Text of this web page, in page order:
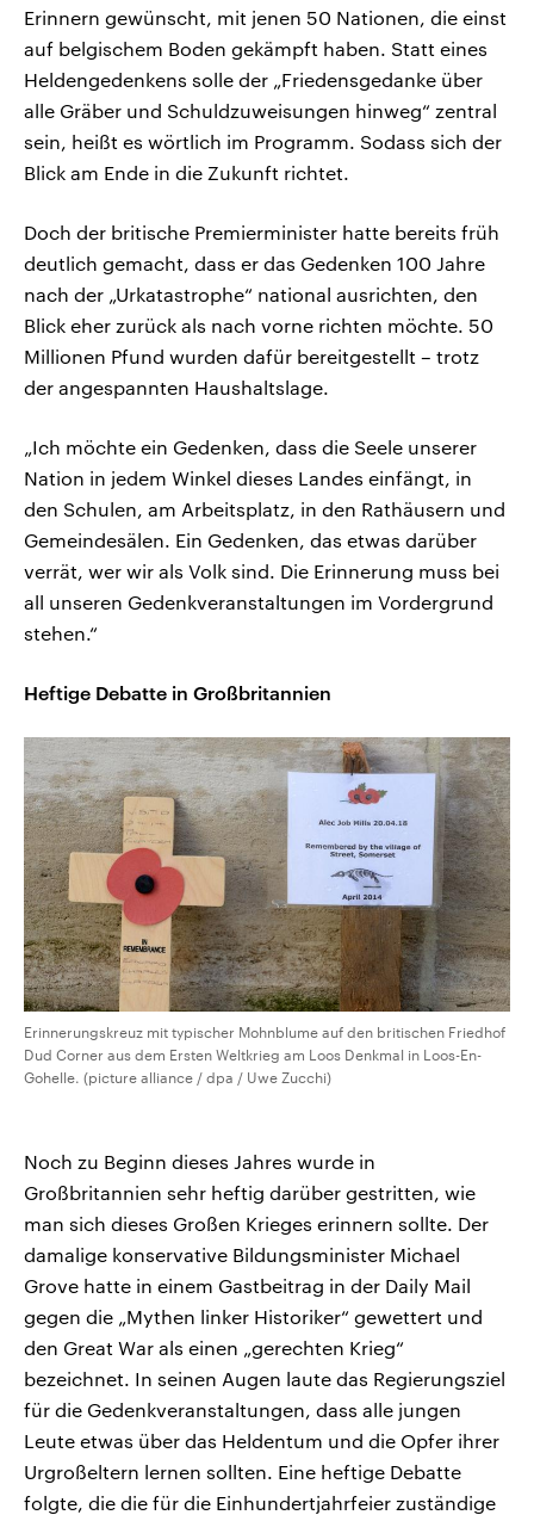
Erinnern gewünscht, mit jenen 50 Nationen, die einst
auf belgischem Boden gekämpft haben. Statt eines
Heldengedenkens solle der „Friedensgedanke über
alle Gräber und Schuldzuweisungen hinweg“ zentral
sein, heißt es wörtlich im Programm. Sodass sich der
Blick am Ende in die Zukunft richtet.
Doch der britische Premierminister hatte bereits früh
deutlich gemacht, dass er das Gedenken 100 Jahre
nach der „Urkatastrophe“ national ausrichten, den
Blick eher zurück als nach vorne richten möchte. 50
Millionen Pfund wurden dafür bereitgestellt – trotz
der angespannten Haushaltslage.
„Ich möchte ein Gedenken, dass die Seele unserer
Nation in jedem Winkel dieses Landes einfängt, in
den Schulen, am Arbeitsplatz, in den Rathäusern und
Gemeindesälen. Ein Gedenken, das etwas darüber
verrät, wer wir als Volk sind. Die Erinnerung muss bei
all unseren Gedenkveranstaltungen im Vordergrund
stehen.“
Heftige Debatte in Großbritannien
Erinnerungskreuz mit typischer Mohnblume auf den britischen Friedhof
Dud Corner aus dem Ersten Weltkrieg am Loos Denkmal in Loos-En-
Gohelle. (picture alliance / dpa / Uwe Zucchi)
Noch zu Beginn dieses Jahres wurde in
Großbritannien sehr heftig darüber gestritten, wie
man sich dieses Großen Krieges erinnern sollte. Der
damalige konservative Bildungsminister Michael
Grove hatte in einem Gastbeitrag in der Daily Mail
gegen die „Mythen linker Historiker“ gewettert und
den Great War als einen „gerechten Krieg“
bezeichnet. In seinen Augen laute das Regierungsziel
für die Gedenkveranstaltungen, dass alle jungen
Leute etwas über das Heldentum und die Opfer ihrer
Urgroßeltern lernen sollten. Eine heftige Debatte
folgte, die die für die Einhundertjahrfeier zuständige